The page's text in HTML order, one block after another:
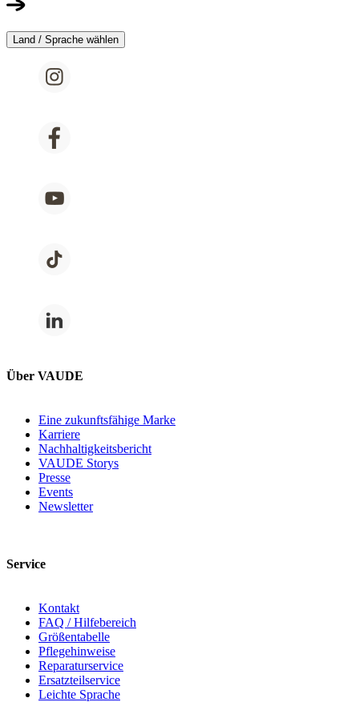
Land / Sprache wählen
Über VAUDE
Eine zukunftsfähige Marke
Karriere
Nachhaltigkeitsbericht
VAUDE Storys
Presse
Events
Newsletter
Service
Kontakt
FAQ / Hilfebereich
Größentabelle
Pflegehinweise
Reparaturservice
Ersatzteilservice
Leichte Sprache